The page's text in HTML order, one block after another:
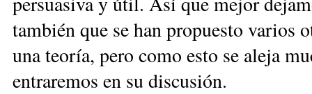
también que se han propuesto varios
una teoría, pero como esto se aleja
entraremos en su discusión.